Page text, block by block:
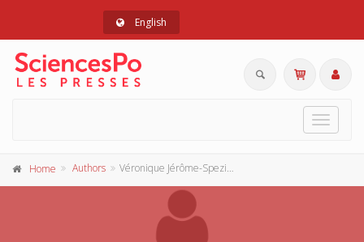
English
Toggle
Home Authors Véronique Jérôme-Speziari